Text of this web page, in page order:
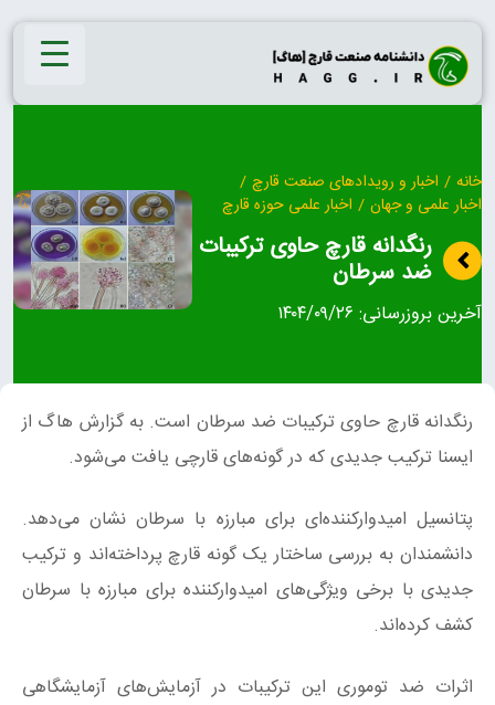
Skip
content
خانه / اخبار و رویدادهای صنعت قارچ /
اخبار علمی و جهان / اخبار علمی حوزه قارچ
رنگدانه قارچ حاوی ترکیبات
ضد سرطان
آخرین بروزرسانی: ۱۴۰۴/۰۹/۲۶
رنگدانه قارچ حاوی ترکیبات ضد سرطان است. به گزارش هاگ از
ایسنا ترکیب جدیدی که در گونه‌های قارچی یافت می‌شود.
پتانسیل امیدوارکننده‌ای برای مبارزه با سرطان نشان می‌دهد.
دانشمندان به بررسی ساختار یک گونه قارچ پرداخته‌اند و ترکیب
جدیدی با برخی ویژگی‌های امیدوارکننده برای مبارزه با سرطان
کشف کرده‌اند.
اثرات ضد توموری این ترکیبات در آزمایش‌های آزمایشگاهی